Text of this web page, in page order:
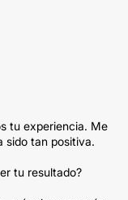
tu experiencia. Me
sido tan positiva.
tu resultado?